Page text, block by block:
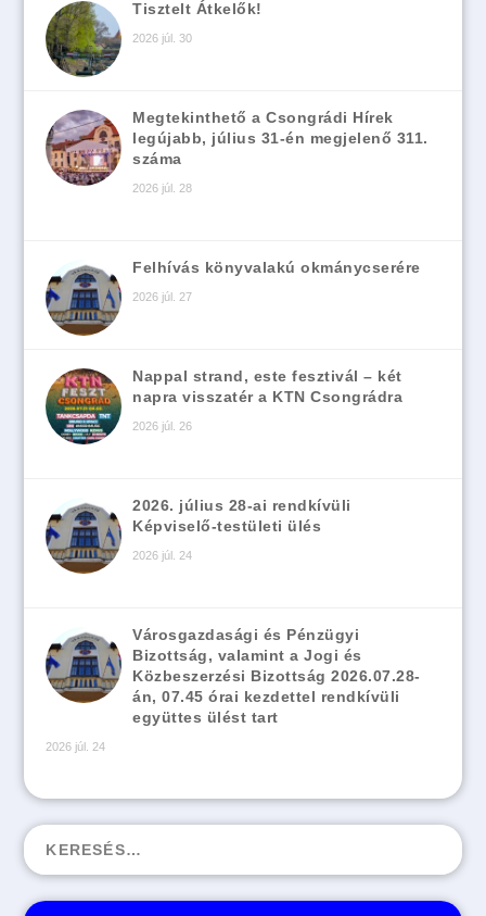
Tisztelt Átkelők!
2026 júl. 30
Megtekinthető a Csongrádi Hírek
legújabb, július 31-én megjelenő 311.
száma
2026 júl. 28
Felhívás könyvalakú okmánycserére
2026 júl. 27
Nappal strand, este fesztivál – két
napra visszatér a KTN Csongrádra
2026 júl. 26
2026. július 28-ai rendkívüli
Képviselő-testületi ülés
2026 júl. 24
Városgazdasági és Pénzügyi
Bizottság, valamint a Jogi és
Közbeszerzési Bizottság 2026.07.28-
án, 07.45 órai kezdettel rendkívüli
együttes ülést tart
2026 júl. 24